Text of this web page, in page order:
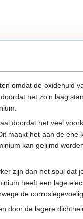
omdat de oxidehuid
het zo'n laag
doordat het veel
maakt het aan de
kan gelijmd
zijn dan het spul dat
heeft een lage
de
door de lagere